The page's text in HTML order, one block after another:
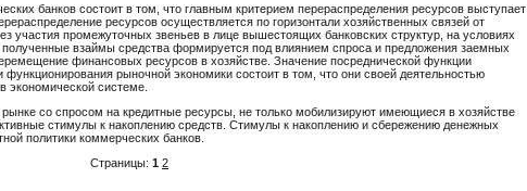
банков состоит в том, что главным критерием перераспределения ресурсов выступает
ресурсов осуществляется по горизонтали хозяйственных связей от
участия промежуточных звеньев в лице вышестоящих банковских структур, на условиях
полученные взаймы средства формируется под влиянием спроса и предложения заемных
финансовых ресурсов в хозяйстве. Значение посреднической функции
рыночной экономики состоит в том, что они своей деятельностью
экономической системе.
со спросом на кредитные ресурсы, не только мобилизируют имеющиеся в хозяйстве
стимулы к накоплению средств. Стимулы к накоплению и сбережению денежных
политики коммерческих банков.
Страницы: 1 2